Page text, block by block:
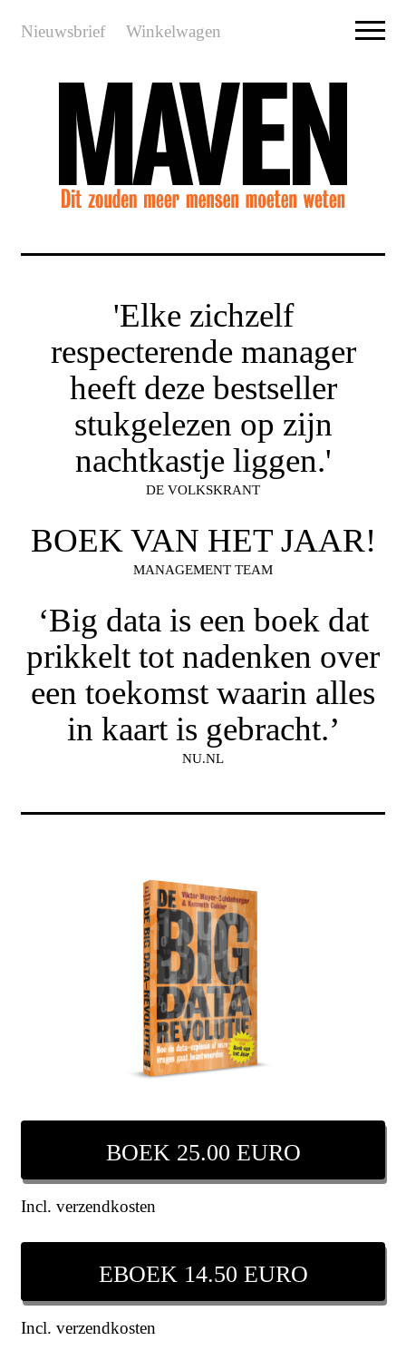
Nieuwsbrief Winkelwagen
'Elke zichzelf
respecterende manager
heeft deze bestseller
stukgelezen op zijn
nachtkastje liggen.'
DE VOLKSKRANT
BOEK VAN HET JAAR!
MANAGEMENT TEAM
‘Big data is een boek dat
prikkelt tot nadenken over
een toekomst waarin alles
in kaart is gebracht.’
NU.NL
BOEK 25.00 EURO
Incl. verzendkosten
EBOEK 14.50 EURO
Incl. verzendkosten